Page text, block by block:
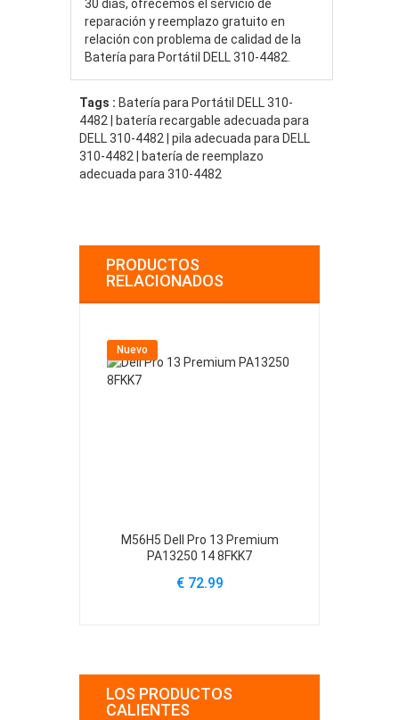
30 días, ofrecemos el servicio de
reparación y reemplazo gratuito en
relación con problema de calidad de la
Batería para Portátil DELL 310-4482.
Tags : Batería para Portátil DELL 310-
4482 | batería recargable adecuada para
DELL 310-4482 | pila adecuada para DELL
310-4482 | batería de reemplazo
adecuada para 310-4482
PRODUCTOS
RELACIONADOS
Nuevo
M56H5 Dell Pro 13 Premium
PA13250 14 8FKK7
€ 72.99
LOS PRODUCTOS
CALIENTES